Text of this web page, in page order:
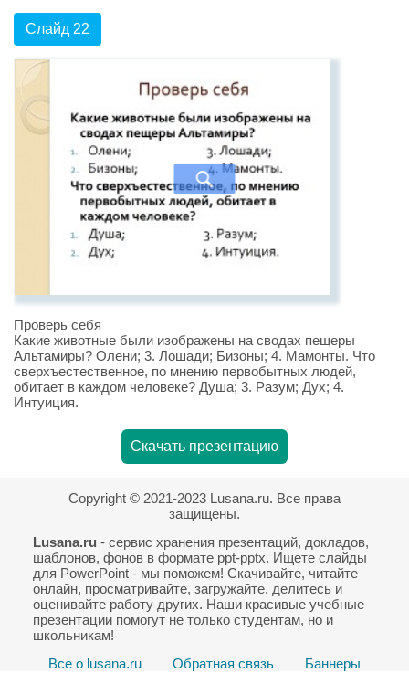
Слайд 22
Проверь себя
Какие животные были изображены на сводах пещеры
Альтамиры? Олени; 3. Лошади; Бизоны; 4. Мамонты. Что
сверхъестественное, по мнению первобытных людей,
обитает в каждом человеке? Душа; 3. Разум; Дух; 4.
Интуиция.
Скачать презентацию
Copyright © 2021-2023 Lusana.ru. Все права
защищены.
Lusana.ru- сервис хранения презентаций, докладов,
шаблонов, фонов в формате ppt-pptx. Ищете слайды
для PowerPoint - мы поможем! Скачивайте, читайте
онлайн, просматривайте, загружайте, делитесь и
оценивайте работу других. Наши красивые учебные
презентации помогут не только студентам, но и
школьникам!
Все о lusana.ru
Обратная связь Баннеры